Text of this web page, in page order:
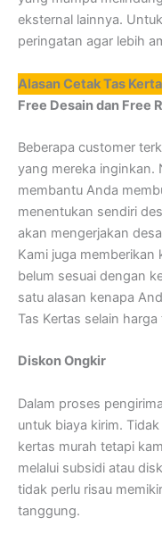
eksternal lainnya.
peringatan agar lebih
Alasan Cetak Tas
Free Desain dan Free
Beberapa customer
yang mereka inginkan.
membantu Anda
menentukan sendiri
akan mengerjakan
Kami juga memberikan
belum sesuai dengan
satu alasan kenapa
Tas Kertas selain
Diskon Ongkir
Dalam proses
untuk biaya kirim.
kertas murah tetapi
melalui subsidi atau
tidak perlu risau
tanggung.